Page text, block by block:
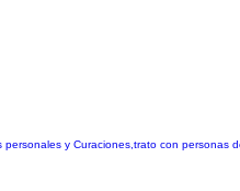
y Curaciones,trato con